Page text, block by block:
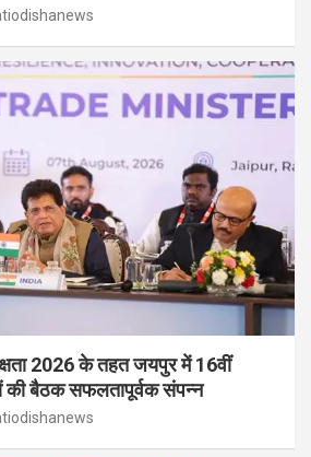
2026 के तहत जयपुर में 16वीं
की बैठक सफलतापूर्वक संपन्न